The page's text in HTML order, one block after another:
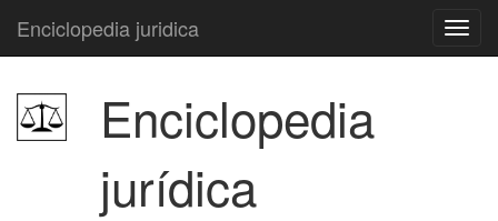
Enciclopedia juridica
Enciclopedia
jurídica